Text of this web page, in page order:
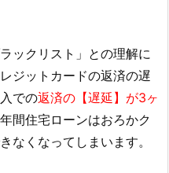
ックリスト」との理解に
ジットカードの返済の遅
での返済の【遅延】が3ヶ
間住宅ローンはおろかク
なくなってしまいます。